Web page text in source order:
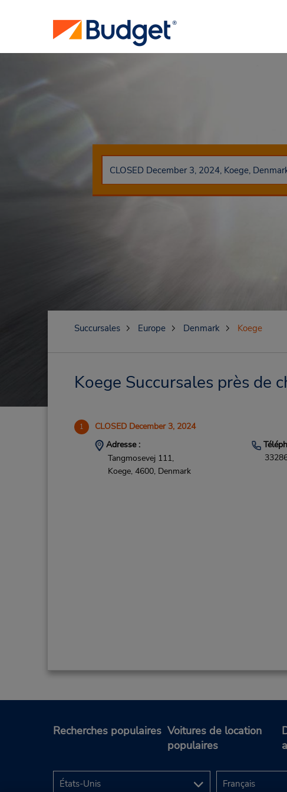
Succursales Europe Denmark Koege
Koege Succursales près de
1 CLOSED December 3, 2024
Adresse :
Tangmosevej 111,
Koege, 4600, Denmark
Recherches populaires Voitures de location
populaires